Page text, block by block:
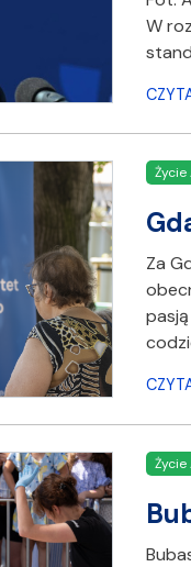
W
Życie
Za
Życie